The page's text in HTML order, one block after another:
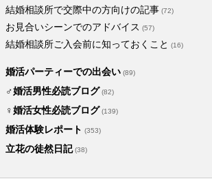
結婚相談所で交際中の方向けの記事 (72)
お見合いシーンでのアドバイス (57)
結婚相談所ご入会前に知っておくこと (16)
婚活パーティーでの出会い (89)
♂婚活男性必読ブログ (82)
♀婚活女性必読ブログ (139)
婚活体験レポート (353)
立花の徒然日記(38)